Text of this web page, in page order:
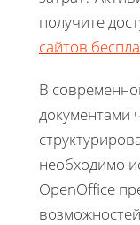
получите
сайтов
В
документами
необходимо
OpenOffice